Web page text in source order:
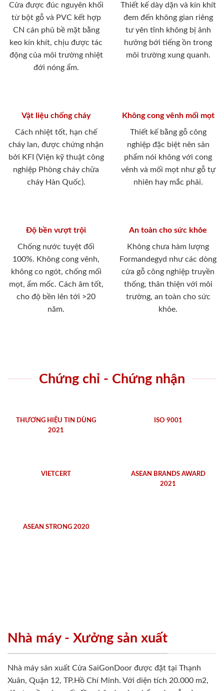
Cửa được đúc nguyên khối
từ bột gỗ và PVC kết hợp
CN cán phủ bề mặt bằng
keo kín khít, chịu được tác
động của môi trường nhiệt
đới nóng ẩm.
Thiết kế dày dặn và kín khít
đem đến không gian riêng
tư yên tĩnh không bị ảnh
hưởng bới tiếng ồn trong
môi trường xung quanh.
Vật liệu chống cháy
Cách nhiệt tốt, hạn chế
cháy lan, được chứng nhận
bởi KFI (Viện kỹ thuật công
nghiệp Phòng cháy chữa
cháy Hàn Quốc).
Không cong vênh mối mọt
Thiết kế bằng gỗ công
nghiệp đặc biệt nên sản
phẩm nói không với cong
vênh và mối mọt như gỗ tự
nhiên hay mắc phải.
Độ bền vượt trội
Chống nước tuyệt đối
100%. Không cong vênh,
không co ngót, chống mối
mọt, ẩm mốc. Cách âm tốt,
cho độ bền lên tới >20
năm.
An toàn cho sức khỏe
Không chưa hàm lượng
Formandegyd như các dòng
cửa gỗ công nghiệp truyền
thống, thân thiện với môi
trường, an toàn cho sức
khỏe.
Chứng chỉ - Chứng nhận
THƯƠNG HIỆU TIN DÙNG
2021
ISO 9001
VIETCERT
ASEAN BRANDS AWARD
2021
ASEAN STRONG 2020
Nhà máy - Xưởng sản xuất
Nhà máy sản xuất Cửa SaiGonDoor được đặt tại Thạnh
Xuân, Quận 12, TP.Hồ Chí Minh. Với diện tích 20.000 m2,